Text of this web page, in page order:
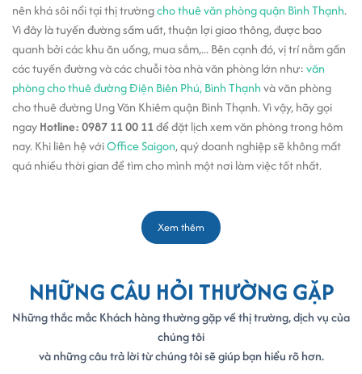
nên khá sôi nổi tại thị trườngcho thuê văn phòng quận Bình Thạnh.
Vì đây là tuyến đường sầm uất, thuận lợi giao thông, được bao
quanh bởi các khu ăn uống, mua sắm,... Bên cạnh đó, vị trí nằm gần
các tuyến đường và các chuỗi tòa nhà văn phòng lớn như:văn
phòng cho thuê đường Điện Biên Phú, Bình Thạnhvà văn phòng
cho thuê đường Ung Văn Khiêm quận Bình Thạnh. Vì vậy, hãy gọi
ngayHotline: 0987 11 00 11để đặt lịch xem văn phòng trong hôm
nay. Khi liên hệ vớiOffice Saigon, quý doanh nghiệp sẽ không mất
quá nhiều thời gian để tìm cho mình một nơi làm việc tốt nhất.
Xem thêm
NHỮNG CÂU HỎI THƯỜNG GẶP
Những thắc mắc Khách hàng thường gặp về thị trường, dịch vụ của
chúng tôi
và những câu trả lời từ chúng tôi sẽ giúp bạn hiểu rõ hơn.